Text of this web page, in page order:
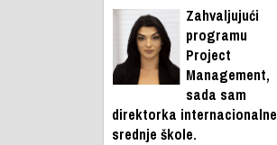
Zahvaljujući
programu
Project
Management,
sada sam
direktorka internacionalne
srednje škole.